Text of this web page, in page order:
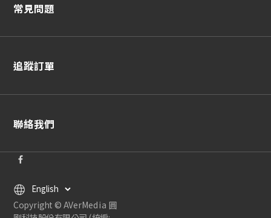
常見問題
追蹤訂單
聯絡我們
Copyright © AVerMedia 圓